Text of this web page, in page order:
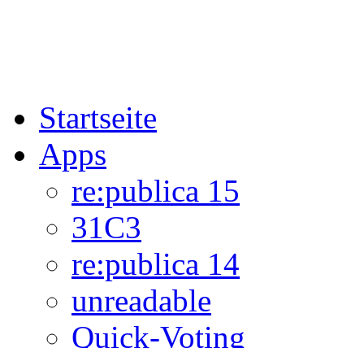
Startseite
Apps
re:publica 15
31C3
re:publica 14
unreadable
Quick-Voting